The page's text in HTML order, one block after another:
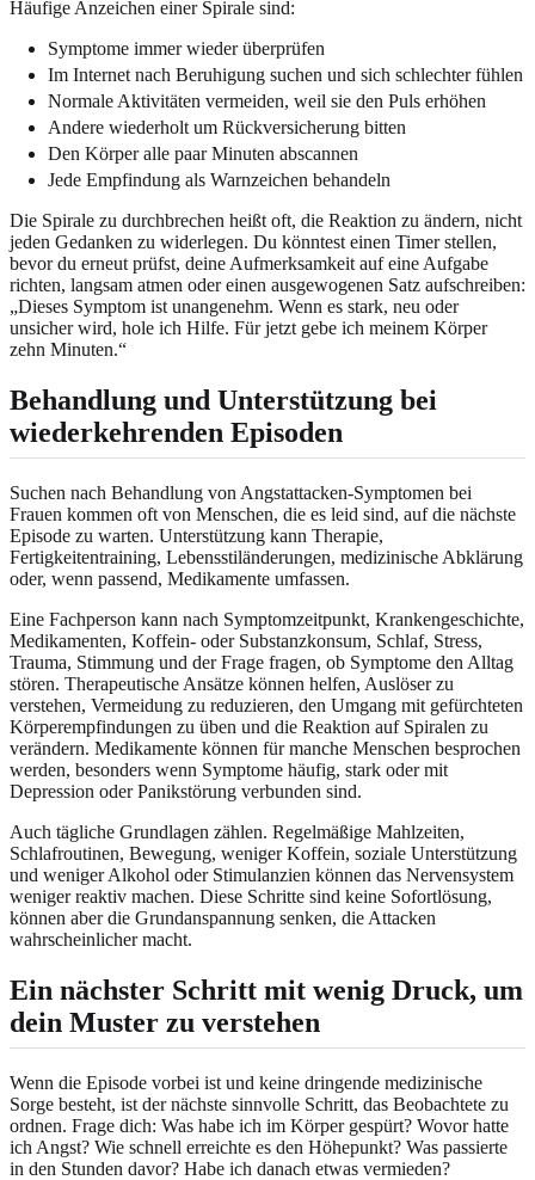
Häufige Anzeichen einer Spirale sind:
Symptome immer wieder überprüfen
Im Internet nach Beruhigung suchen und sich schlechter fühlen
Normale Aktivitäten vermeiden, weil sie den Puls erhöhen
Andere wiederholt um Rückversicherung bitten
Den Körper alle paar Minuten abscannen
Jede Empfindung als Warnzeichen behandeln
Die Spirale zu durchbrechen heißt oft, die Reaktion zu ändern, nicht
jeden Gedanken zu widerlegen. Du könntest einen Timer stellen,
bevor du erneut prüfst, deine Aufmerksamkeit auf eine Aufgabe
richten, langsam atmen oder einen ausgewogenen Satz aufschreiben:
„Dieses Symptom ist unangenehm. Wenn es stark, neu oder
unsicher wird, hole ich Hilfe. Für jetzt gebe ich meinem Körper
zehn Minuten.“
Behandlung und Unterstützung bei
wiederkehrenden Episoden
Suchen nach Behandlung von Angstattacken-Symptomen bei
Frauen kommen oft von Menschen, die es leid sind, auf die nächste
Episode zu warten. Unterstützung kann Therapie,
Fertigkeitentraining, Lebensstiländerungen, medizinische Abklärung
oder, wenn passend, Medikamente umfassen.
Eine Fachperson kann nach Symptomzeitpunkt, Krankengeschichte,
Medikamenten, Koffein- oder Substanzkonsum, Schlaf, Stress,
Trauma, Stimmung und der Frage fragen, ob Symptome den Alltag
stören. Therapeutische Ansätze können helfen, Auslöser zu
verstehen, Vermeidung zu reduzieren, den Umgang mit gefürchteten
Körperempfindungen zu üben und die Reaktion auf Spiralen zu
verändern. Medikamente können für manche Menschen besprochen
werden, besonders wenn Symptome häufig, stark oder mit
Depression oder Panikstörung verbunden sind.
Auch tägliche Grundlagen zählen. Regelmäßige Mahlzeiten,
Schlafroutinen, Bewegung, weniger Koffein, soziale Unterstützung
und weniger Alkohol oder Stimulanzien können das Nervensystem
weniger reaktiv machen. Diese Schritte sind keine Sofortlösung,
können aber die Grundanspannung senken, die Attacken
wahrscheinlicher macht.
Ein nächster Schritt mit wenig Druck, um
dein Muster zu verstehen
Wenn die Episode vorbei ist und keine dringende medizinische
Sorge besteht, ist der nächste sinnvolle Schritt, das Beobachtete zu
ordnen. Frage dich: Was habe ich im Körper gespürt? Wovor hatte
ich Angst? Wie schnell erreichte es den Höhepunkt? Was passierte
in den Stunden davor? Habe ich danach etwas vermieden?